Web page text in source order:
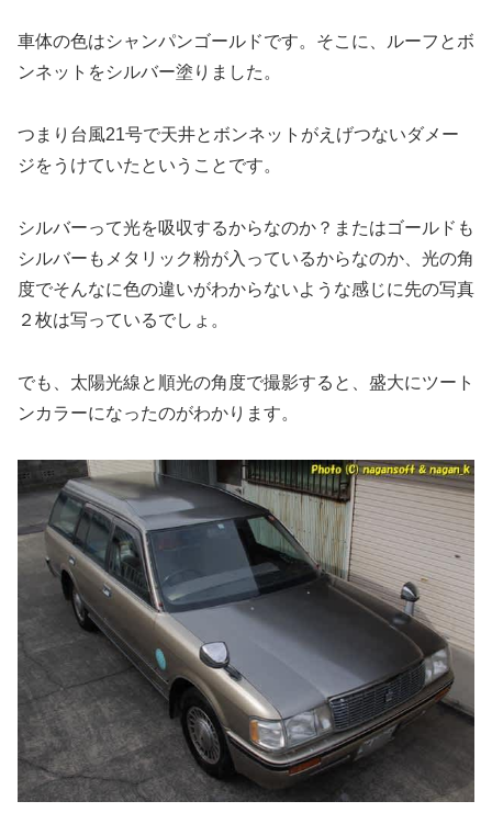
車体の色はシャンパンゴールドです。そこに、ルーフとボ
ンネットをシルバー塗りました。
つまり台風21号で天井とボンネットがえげつないダメー
ジをうけていたということです。
シルバーって光を吸収するからなのか？またはゴールドも
シルバーもメタリック粉が入っているからなのか、光の角
度でそんなに色の違いがわからないような感じに先の写真
２枚は写っているでしょ。
でも、太陽光線と順光の角度で撮影すると、盛大にツート
ンカラーになったのがわかります。